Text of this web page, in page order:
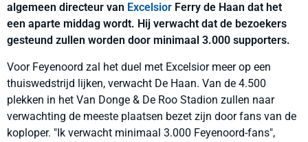
algemeen directeur van Excelsior Ferry de Haan dat het
een aparte middag wordt. Hij verwacht dat de bezoekers
gesteund zullen worden door minimaal 3.000 supporters.
Voor Feyenoord zal het duel met Excelsior meer op een
thuiswedstrijd lijken, verwacht De Haan. Van de 4.500
plekken in het Van Donge & De Roo Stadion zullen naar
verwachting de meeste plaatsen bezet zijn door fans van de
koploper. "Ik verwacht minimaal 3.000 Feyenoord-fans",